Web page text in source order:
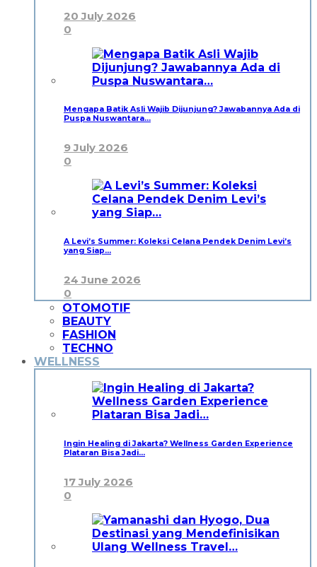
20 July 2026
0
Mengapa Batik Asli Wajib Dijunjung? Jawabannya Ada di
Puspa Nuswantara…
9 July 2026
0
A Levi’s Summer: Koleksi Celana Pendek Denim Levi’s
yang Siap…
24 June 2026
0
OTOMOTIF
BEAUTY
FASHION
TECHNO
WELLNESS
Ingin Healing di Jakarta? Wellness Garden Experience
Plataran Bisa Jadi…
17 July 2026
0